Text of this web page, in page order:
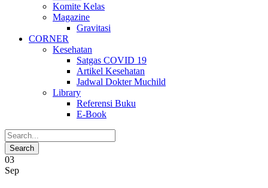
Komite Kelas
Magazine
Gravitasi
CORNER
Kesehatan
Satgas COVID 19
Artikel Kesehatan
Jadwal Dokter Muchild
Library
Referensi Buku
E-Book
03
Sep